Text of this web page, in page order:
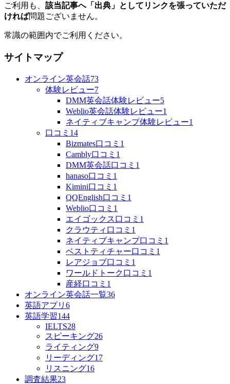
ご利用も、 該当記事へ「出典」としてリンクを張っていただ
ければ問題ございません。
常識の範囲内でご利用ください。
サイトマップ
オンライン英会話73
体験レビュー7
DMM英会話体験レビュー5
Weblio英会話体験レビュー1
ネイティブキャンプ体験レビュー1
口コミ 14
Bizmates口コミ 1
Cambly口コミ 1
DMM英会話口コミ 1
hanaso口コミ 1
Kimini口コミ 1
QQEnglish口コミ 1
Weblio口コミ 1
エイゴックス口コミ 1
クラウティ口コミ 1
ネイティブキャンプ口コミ 1
ベストティチャー口コミ 1
レアジョブ口コミ 1
ワールドトーク口コミ 1
産経口コミ 1
オンライン英会話一覧36
英語アプリ 6
英語学習144
IELTS28
スピーキング26
ライティング9
リーディング17
リスニング16
調査結果23